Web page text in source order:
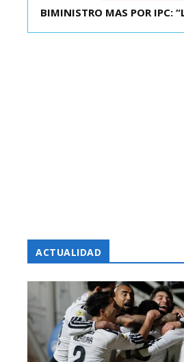
KAST SE REUNIÓ CON EL
BIMINISTRO MAS POR IPC:
ACTUALIDAD